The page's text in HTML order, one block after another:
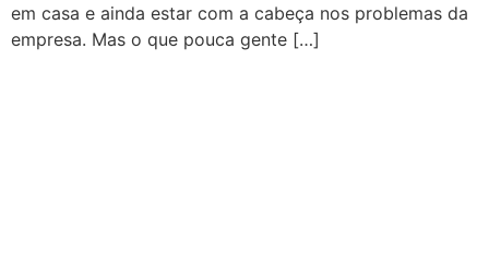
em casa e ainda estar com a cabeça nos problemas da
empresa. Mas o que pouca gente […]